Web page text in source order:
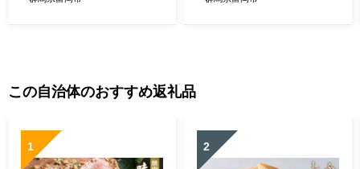
この自治体のおすすめ返礼品
1 2